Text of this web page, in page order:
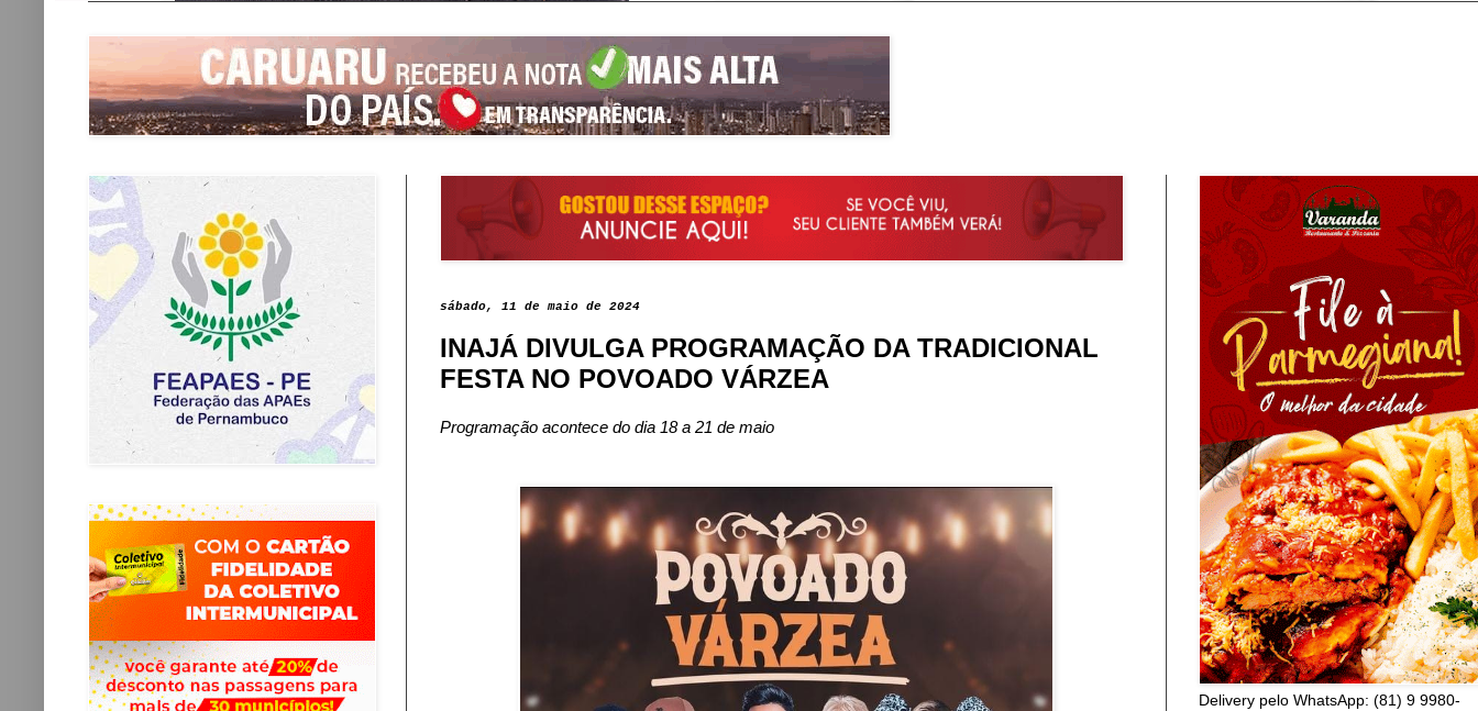
sábado, 11 de maio de 2024
INAJÁ DIVULGA PROGRAMAÇÃO DA TRADICIONAL
FESTA NO POVOADO VÁRZEA
Programação acontece do dia 18 a 21 de maio
Delivery pelo WhatsApp: (81) 9 9980-